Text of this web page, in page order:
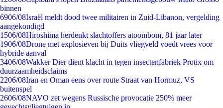
binnen
6906/08Israël meldt dood twee militairen in Zuid-Libanon, vergelding
aangekondigd
1506/08Hiroshima herdenkt slachtoffers atoombom, 81 jaar later
1906/08Drone met explosieven bij Duits vliegveld voedt vrees voor
hybride aanval
3406/08Wakker Dier dient klacht in tegen insectenfabriek Protix om
duurzaamheidsclaims
2206/08Iran en Oman eens over route Straat van Hormuz, VS
buitenspel
2606/08NAVO zet wegens Russische provocatie 250% meer